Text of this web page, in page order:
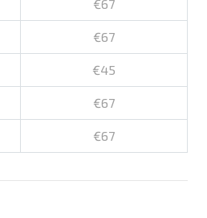
€67
€67
€45
€67
€67